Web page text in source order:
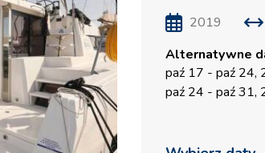
2019
Alternatywne
paź 17 - paź 24,
paź 24 - paź 31,